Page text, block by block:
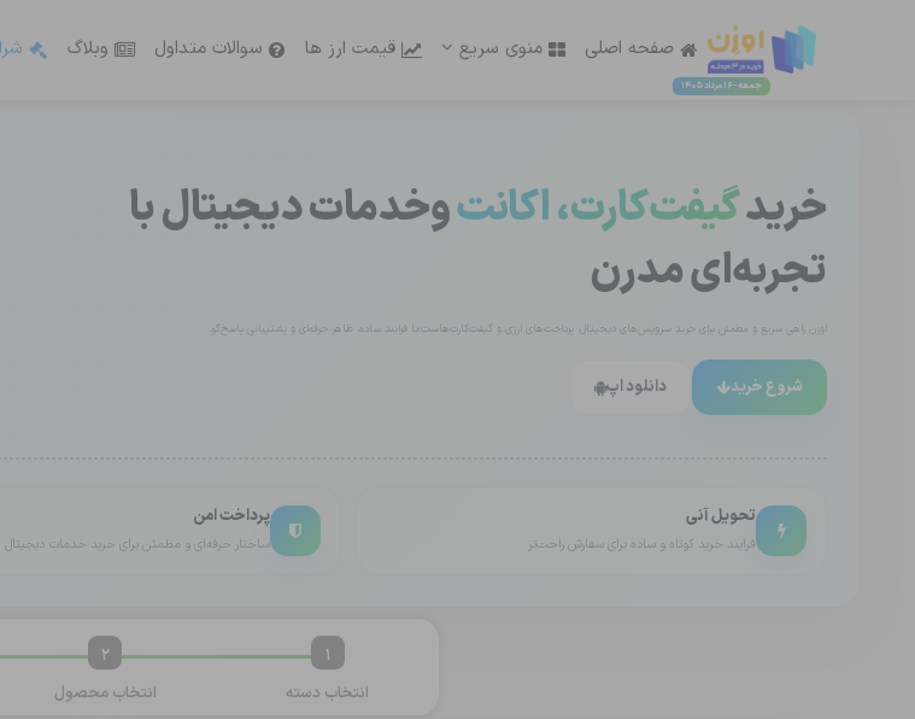
جمعه - 16 مرداد 1405
صفحه اصلی منوی سریع قیمت ارز ها سوالات متداول وبلاگ
خریدگیفت‌کارت، اکانتوخدمات دیجیتال با
تجربه‌ای مدرن
اوزن راهی سریع و مطمئن برای خرید سرویس‌های دیجیتال، پرداخت‌های ارزی و گیفت‌کارت‌هاست؛با فرایند ساده، ظاهر حرفه‌ای و پشتیبانی پاسخ‌گو.
شروع خرید دانلود اپ
تحویل آنی
فرایند خرید کوتاه و ساده برای سفارش راحت‌تر
پرداخت امن
ساختار حرفه‌ای و مطمئن برای خرید خدمات دیجیتال
1
انتخاب دسته
2
انتخابمحصول